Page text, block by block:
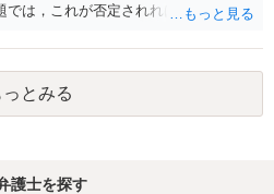
では，これが否定されれば ①刑事的に
なると思います。 ②民事的には傷害
為自体による損害（慰謝料的なもの
となってきます。
っとみる
護士を探す